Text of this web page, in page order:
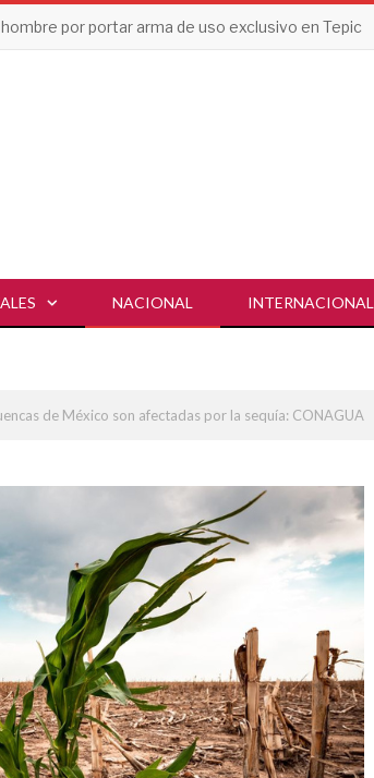
por portar arma de uso exclusivo en Tepic
NACIONAL INTERNACIONAL
de México son afectadas por la sequía: CONAGUA